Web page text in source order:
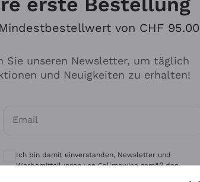
Antinori
Ca' del Bosco
Gavi
von CHF 95.00
Sie unseren Newsletter, um täglich
und Neuigkeiten zu erhalten!
Email
Optionale Einwilligungen zum Erhalt von
Ich bin damit einverstanden, Newsletter und
Werbemitteilungen von Callmewine gemäß den -